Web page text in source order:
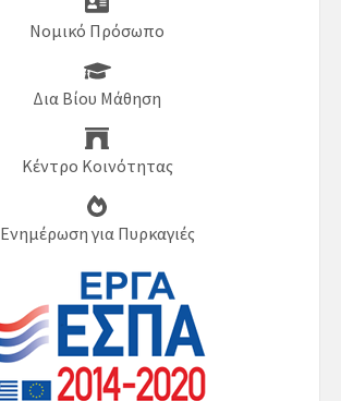
Νομικό Πρόσωπο
Δια Βίου Μάθηση
Κέντρο Κοινότητας
Ενημέρωση για Πυρκαγιές